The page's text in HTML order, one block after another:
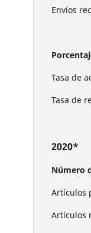
Envíos
Tasa de
Tasa de
2020*
Número
Artículos
Artículos